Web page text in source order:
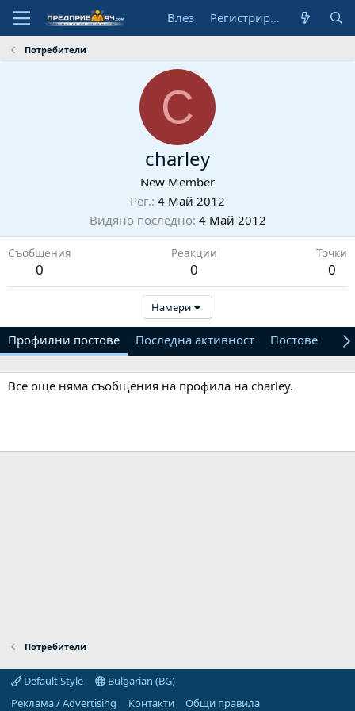
Влез Регистрирай се
Потребители
C
charley
New Member
Рег. 4 Май 2012
Видяно последно 4 Май 2012
Съобщения
0
Реакции
0
Точки
0
Намери
Профилни постове Последна активност Постове
Все още няма съобщения на профила на charley.
Потребители
Default Style
Bulgarian (BG)
Реклама / Advertising
Контакти
Общи правила